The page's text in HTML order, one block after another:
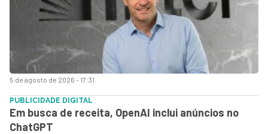
5 de agosto de 2026 - 17:31
PUBLICIDADE DIGITAL
Em busca de receita, OpenAI inclui anúncios no
ChatGPT